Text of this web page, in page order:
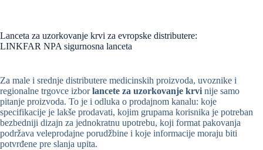
Lanceta za uzorkovanje krvi za evropske distributere:
LINKFAR NPA sigurnosna lanceta
Za male i srednje distributere medicinskih proizvoda, uvoznike i
regionalne trgovce izborlancete za uzorkovanje krvi nije samo
pitanje proizvoda. To je i odluka o prodajnom kanalu: koje
specifikacije je lakše prodavati, kojim grupama korisnika je potreban
bezbedniji dizajn za jednokratnu upotrebu, koji format pakovanja
podržava veleprodajne porudžbine i koje informacije moraju biti
potvrđene pre slanja upita.